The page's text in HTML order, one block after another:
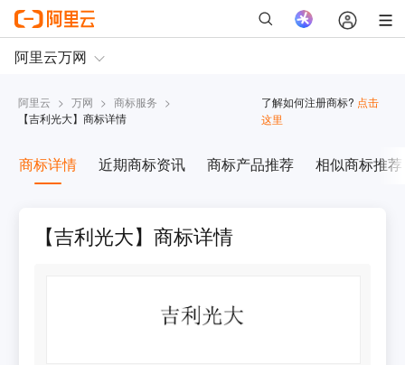
阿里云 > 万网 > 商标服务 >
【吉利光大】商标详情
了解如何注册商标? 点击
这里
商标详情 近期商标资讯 商标产品推荐 相似商标推荐
【吉利光大】商标详情